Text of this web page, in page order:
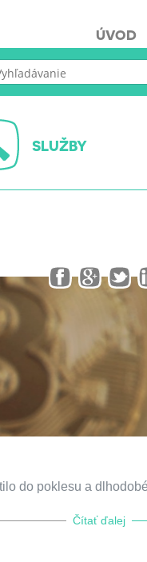
ÚVOD
SLUŽBY
do poklesu a
Čítať ďalej